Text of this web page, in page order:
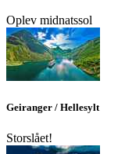
Oplev midnatssol
Geiranger / Hellesylt
Storslået!